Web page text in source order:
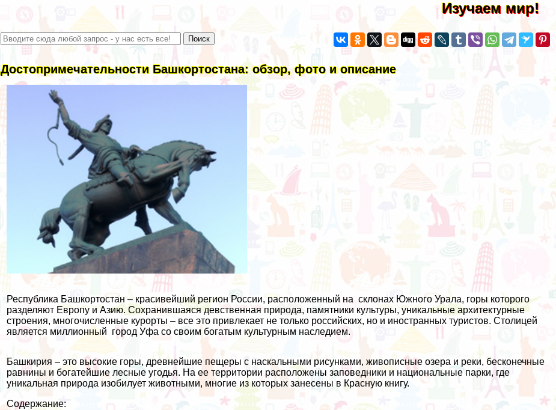
Изучаем мир!
Достопримечательности Башкортостана: обзор, фото и описание
Республика Башкортостан – красивейший регион России, расположенный на склонах Южного Урала, горы которого
разделяют Европу и Азию. Сохранившаяся девственная природа, памятники культуры, уникальные архитектурные
строения, многочисленные курорты – все это привлекает не только российских, но и иностранных туристов. Столицей
является миллионный город Уфа со своим богатым культурным наследием.
Башкирия – это высокие горы, древнейшие пещеры с наскальными рисунками, живописные озера и реки, бесконечные
равнины и богатейшие лесные угодья. На ее территории расположены заповедники и национальные парки, где
уникальная природа изобилует животными, многие из которых занесены в Красную книгу.
Содержание: